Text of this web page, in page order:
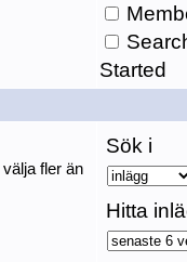
Started
fler än
Sök i
Hitta